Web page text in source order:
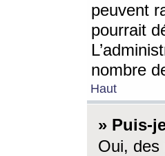
peuvent
pourrait
nombre
Haut
» Puis-
Oui, des